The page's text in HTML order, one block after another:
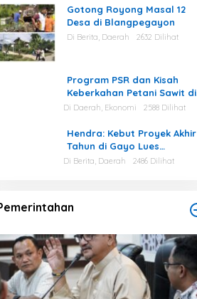
Gotong Royong Masal 12
Desa di Blangpegayon
Di Berita, Daerah 2632 Dilihat
Program PSR dan Kisah
Keberkahan Petani Sawit di
Aceh Tamiang
Di Daerah, Ekonomi 2588 Dilihat
Hendra: Kebut Proyek Akhir
Tahun di Gayo Lues
Berpotensi Asal Dikerjakan
Di Berita, Daerah 2486 Dilihat